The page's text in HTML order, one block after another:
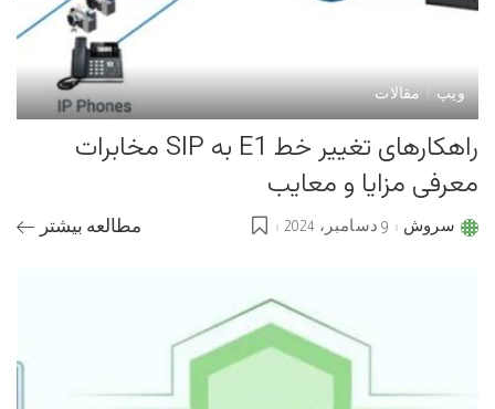
ویپ مقالات
راهکارهای تغییر خط E1 به SIP مخابرات
معرفی مزایا و معایب
Postedسروش 9 دسامبر، 2024 مطالعه بیشتر